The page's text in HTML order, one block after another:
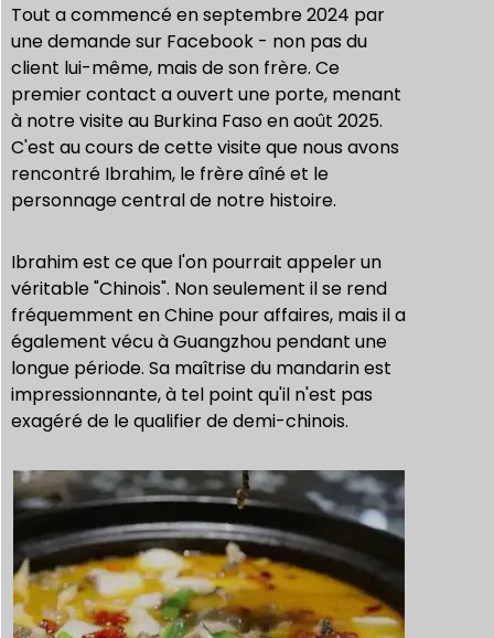
Tout a commencé en septembre 2024 par
une demande sur Facebook - non pas du
client lui-même, mais de son frère. Ce
premier contact a ouvert une porte, menant
à notre visite au Burkina Faso en août 2025.
C'est au cours de cette visite que nous avons
rencontré Ibrahim, le frère aîné et le
personnage central de notre histoire.
Ibrahim est ce que l'on pourrait appeler un
véritable "Chinois". Non seulement il se rend
fréquemment en Chine pour affaires, mais il a
également vécu à Guangzhou pendant une
longue période. Sa maîtrise du mandarin est
impressionnante, à tel point qu'il n'est pas
exagéré de le qualifier de demi-chinois.